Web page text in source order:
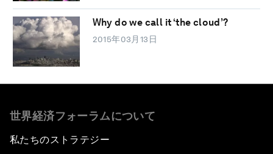
Why do we call it ‘the cloud’?
2015年03月13日
世界経済フォーラムについて
私たちのストラテジー